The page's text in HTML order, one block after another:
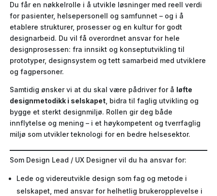
Du får en nøkkelrolle i å utvikle løsninger med reell verdi
for pasienter, helsepersonell og samfunnet – og i å
etablere strukturer, prosesser og en kultur for godt
designarbeid. Du vil få overordnet ansvar for hele
designprosessen: fra innsikt og konseptutvikling til
prototyper, designsystem og tett samarbeid med utviklere
og fagpersoner.
Samtidig ønsker vi at du skal være pådriver for å løfte
designmetodikk i selskapet, bidra til faglig utvikling og
bygge et sterkt designmiljø. Rollen gir deg både
innflytelse og mening – i et høykompetent og tverrfaglig
miljø som utvikler teknologi for en bedre helsesektor.
Som Design Lead / UX Designer vil du ha ansvar for:
Lede og videreutvikle design som fag og metode i
selskapet, med ansvar for helhetlig brukeropplevelse i